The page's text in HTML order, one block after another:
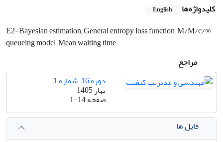
کلیدواژه‌ها English
E2-Bayesian estimation, General entropy loss function, M/M/c/∞
queueing model, Mean waiting time
مراجع
دوره 16، شماره 1
بهار 1405
صفحه1-14
فایل ها